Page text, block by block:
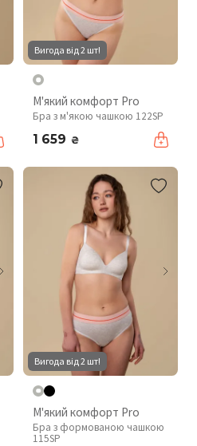
Вигода від 2 шт!
М'який комфорт Pro
Бра з м'якою чашкою 122SP
1 659 ₴
Вигода від 2 шт!
М'який комфорт Pro
Бра з формованою чашкою
115SP